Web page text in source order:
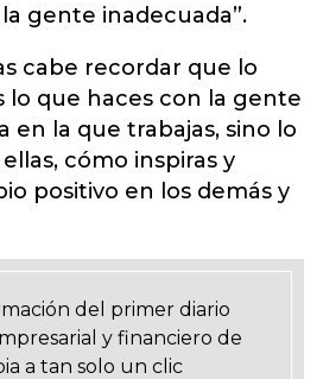
gente inadecuada”.
cabe recordar que lo
que haces con la gente
en la que trabajas, sino lo
cómo inspiras y
positivo en los demás y
del primer diario
y financiero de
a tan solo un clic